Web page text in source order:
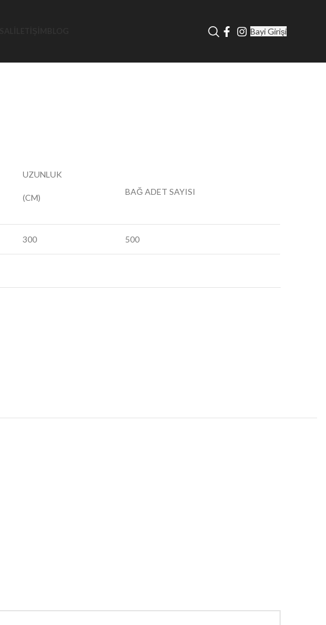
Bayi Girişi
UZUNLUK
(CM)
BAĞ ADET SAYISI
300 500